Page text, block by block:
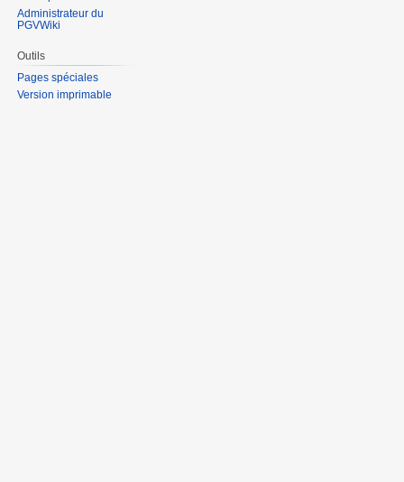
Administrateur du
PGVWiki
Outils
Pages spéciales
Version imprimable